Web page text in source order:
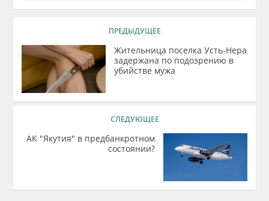
ПРЕДЫДУЩЕЕ
Жительница поселка Усть-Нера
задержана по подозрению в
убийстве мужа
СЛЕДУЮЩЕЕ
АК "Якутия" в предбанкротном
состоянии?